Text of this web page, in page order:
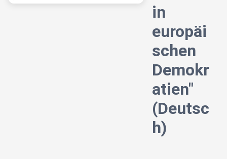
in
europäi
schen
Demokr
atien"
(Deutsc
h)